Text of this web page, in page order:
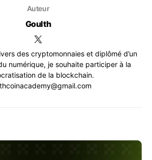
Auteur
Goulth
des cryptomonnaies et diplômé d’un
numérique, je souhaite participer à la
de la blockchain.